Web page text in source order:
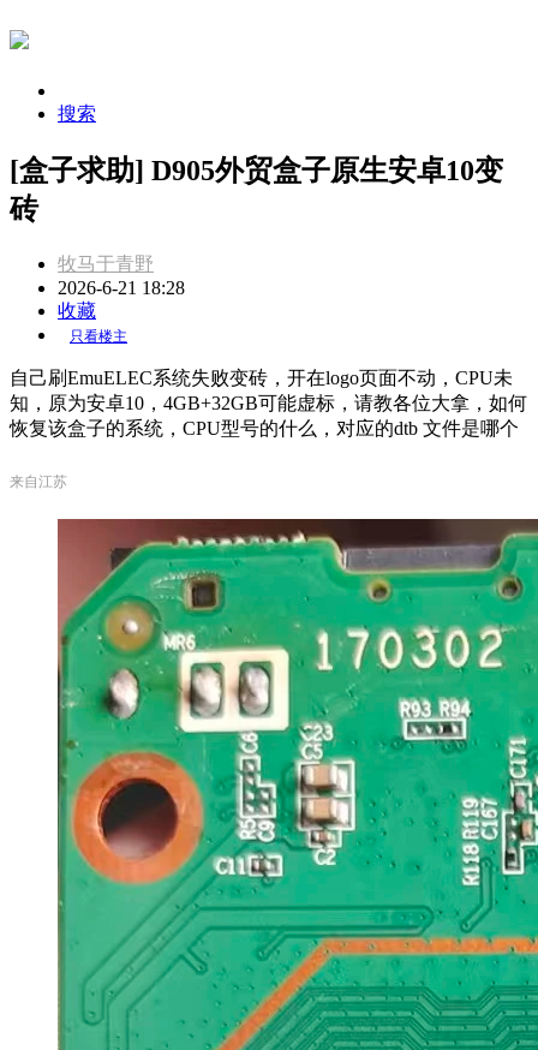
搜索
[盒子求助] D905外贸盒子原生安卓10变
砖
牧马于青野
2026-6-21 18:28
收藏
只看楼主
自己刷EmuELEC系统失败变砖，开在logo页面不动，CPU未
知，原为安卓10，4GB+32GB可能虚标，请教各位大拿，如何
恢复该盒子的系统，CPU型号的什么，对应的dtb 文件是哪个
来自江苏